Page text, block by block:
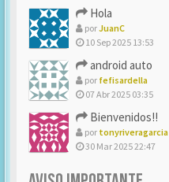
Hola
porJuanC
10 Sep 2025 13:53
android auto
por fefisardella
07 Abr 2025 03:35
Bienvenidos!!
por tonyriveragarcia
30 Mar 2025 22:47